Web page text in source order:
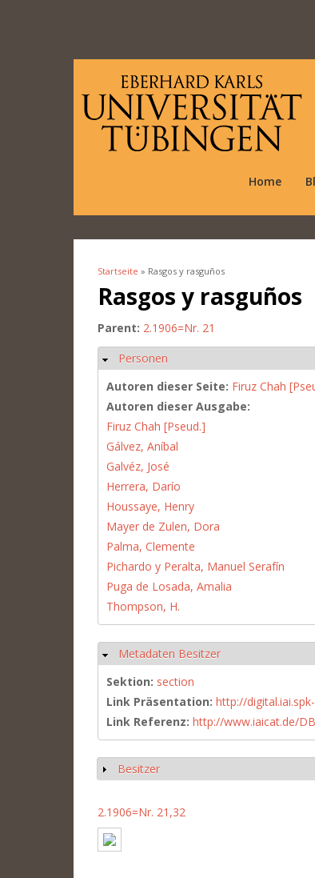
Home
Sie sind hier
Startseite » Rasgos y rasguños
Rasgos y rasguños
Parent: 2.1906=Nr. 21
Ausblenden
Personen
Autoren dieser Seite: Firuz Chah
Autoren dieser Ausgabe:
Firuz Chah [Pseud.]
Gálvez, Aníbal
Galvéz, José
Herrera, Darío
Houssaye, Henry
Mayer de Zulen, Dora
Palma, Clemente
Pichardo y Peralta, Manuel Serafín
Puga de Losada, Amalia
Thompson, H.
Ausblenden
Metadaten Besitzer
Sektion: section
Link Präsentation: http://
Link Referenz: http://www.iaicat.de/
Anzeigen
Besitzer
2.1906=Nr. 21,32